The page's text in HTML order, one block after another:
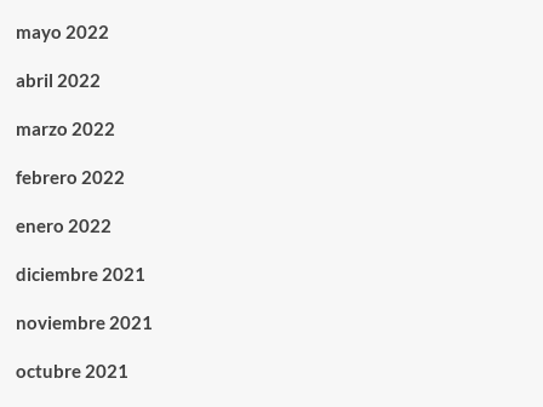
mayo 2022
abril 2022
marzo 2022
febrero 2022
enero 2022
diciembre 2021
noviembre 2021
octubre 2021